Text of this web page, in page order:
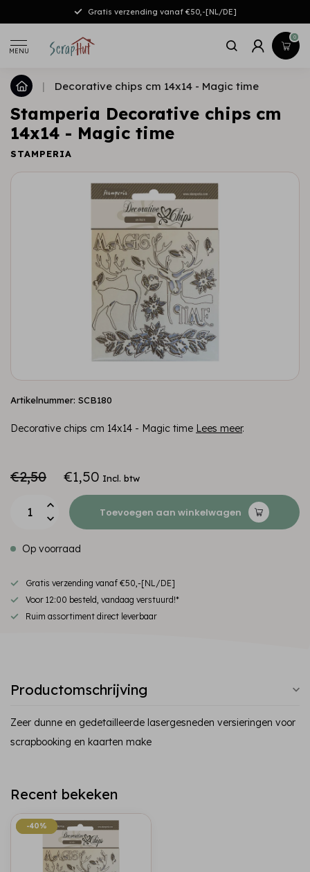
Gratis verzending vanaf €50,-[NL/DE]
MENU
0
| Decorative chips cm 14x14 - Magic time
Stamperia Decorative chips cm
14x14 - Magic time
STAMPERIA
Artikelnummer: SCB180
Decorative chips cm 14x14 - Magic time Lees meer.
€2,50 €1,50 Incl. btw
Toevoegen aan winkelwagen
Op voorraad
Gratis verzending vanaf €50,-[NL/DE]
Voor 12:00 besteld, vandaag verstuurd!*
Ruim assortiment direct leverbaar
Productomschrijving
Zeer dunne en gedetailleerde lasergesneden versieringen voor
scrapbooking en kaarten make
Recent bekeken
-40%
-40%